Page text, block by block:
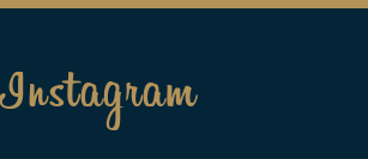
Instagram